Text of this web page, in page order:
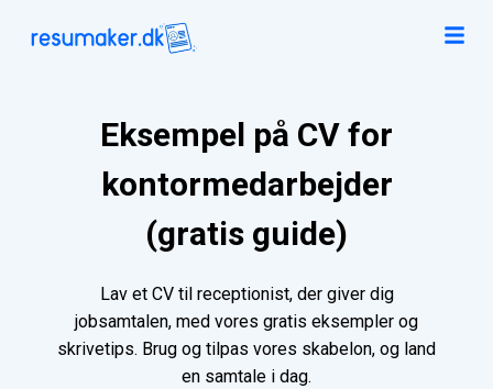
Eksempel på CV for
kontormedarbejder
(gratis guide)
Lav et CV til receptionist, der giver dig
jobsamtalen, med vores gratis eksempler og
skrivetips. Brug og tilpas vores skabelon, og land
en samtale i dag.